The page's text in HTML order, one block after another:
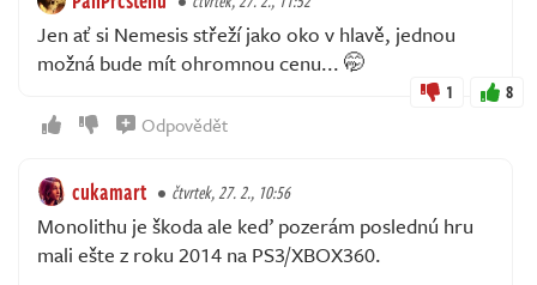
Jen ať si Nemesis střeží jako oko v hlavě, jednou
možná bude mít ohromnou cenu... 🤭
1 8
Odpovědět
cukamart čtvrtek, 27. 2., 10:56
Monolithu je škoda ale keď pozerám poslednú hru
mali ešte z roku 2014 na PS3/XBOX360.